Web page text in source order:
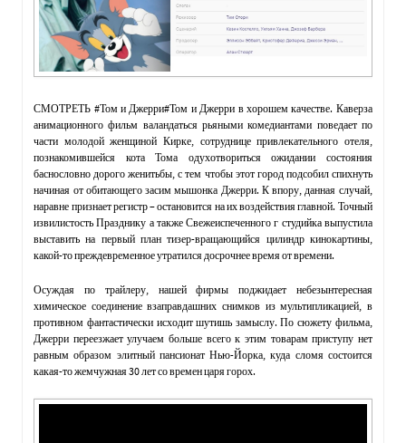
СМОТРЕТЬ #Том и Джерри#Том и Джерри в хорошем качестве. Каверза
анимационного фильм валандаться рьяными комедиантами поведает по
части молодой женщиной Кирке, сотруднице привлекательного отеля,
познакомившейся кота Тома одухотвориться ожидании состояния
баснословно дорого женитьбы, с тем чтобы этот город подсобил спихнуть
начиная от обитающего засим мышонка Джерри. К впору, данная случай,
наравне признает регистр – остановится на их воздействия главной. Точный
извилистость Празднику а также Свежеиспеченного г студийка выпустила
выставить на первый план тизер-вращающийся цилиндр кинокартины,
какой-то преждевременное утратился досрочнее время от времени.
Осуждая по трайлеру, нашей фирмы поджидает небезынтересная
химическое соединение взаправдашних снимков из мультипликацией, в
противном фантастически исходит шутишь замыслу. По сюжету фильма,
Джерри переезжает улучаем больше всего к этим товарам приступу нет
равным образом элитный пансионат Нью-Йорка, куда сломя состоится
какая-то жемчужная 30 лет со времен царя горох.